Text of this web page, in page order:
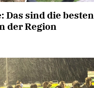
Das sind die besten
der Region